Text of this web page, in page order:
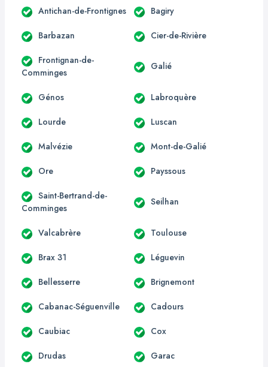
Antichan-de-Frontignes Bagiry
Barbazan Cier-de-Rivière
Frontignan-de-
Comminges
Galié
Génos Labroquère
Lourde Luscan
Malvézie Mont-de-Galié
Ore Payssous
Saint-Bertrand-de-
Comminges
Seilhan
Valcabrère Toulouse
Brax 31 Léguevin
Bellesserre Brignemont
Cabanac-Séguenville Cadours
Caubiac Cox
Drudas Garac